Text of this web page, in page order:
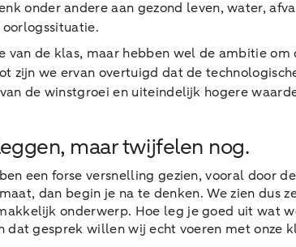
onder andere aan gezond leven, water,
de klas, maar hebben wel de ambitie
zijn we ervan overtuigd dat de
de winstgroei en uiteindelijk hogere
maar twijfelen nog.
een forse versnelling gezien, vooral door
dan begin je na te denken. We zien dus
onderwerp. Hoe leg je goed uit wat
gesprek willen wij echt voeren met onze